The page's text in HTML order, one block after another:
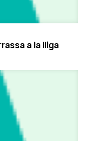
a la lliga